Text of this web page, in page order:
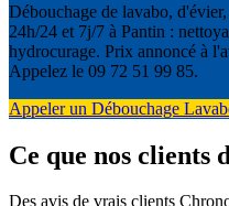
Débouchage de lavabo,
24h/24 et 7j/7 à Pantin :
hydrocurage. Prix annoncé à
Appelez le 09 72 51 99 85.
Appeler un Débouchage
Ce que nos clients
Des avis de vrais clients